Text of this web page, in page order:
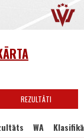
REZULTĀTI
WA